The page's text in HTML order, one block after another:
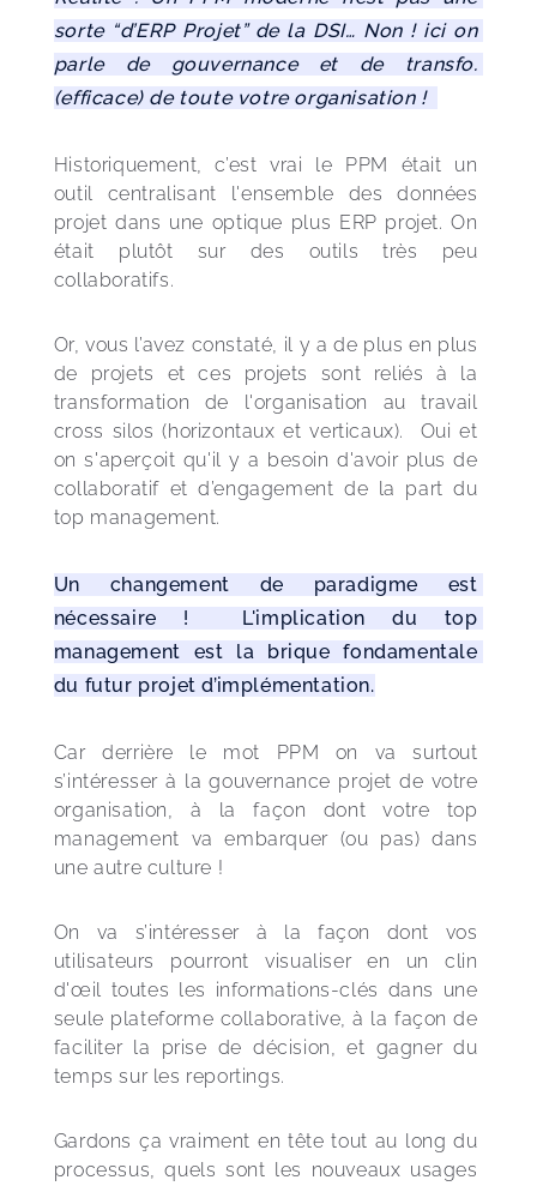
sorte “d’ERP Projet” de la DSI… Non ! ici on
parle de gouvernance et de transfo.
(efficace) de toute votre organisation !
Historiquement, c’est vrai le PPM était un
outil centralisant l'ensemble des données
projet dans une optique plus ERP projet. On
était plutôt sur des outils très peu
collaboratifs.
Or, vous l’avez constaté, il y a de plus en plus
de projets et ces projets sont reliés à la
transformation de l'organisation au travail
cross silos (horizontaux et verticaux).  Oui et
on s'aperçoit qu'il y a besoin d'avoir plus de
collaboratif et d’engagement de la part du
top management.
Un changement de paradigme est
nécessaire !  L'implication du top
management est la brique fondamentale
du futur projet d’implémentation.
Car derrière le mot PPM on va surtout
s’intéresser à la gouvernance projet de votre
organisation, à la façon dont votre top
management va embarquer (ou pas) dans
une autre culture !
On va s’intéresser à la façon dont vos
utilisateurs pourront visualiser en un clin
d'œil toutes les informations-clés dans une
seule plateforme collaborative, à la façon de
faciliter la prise de décision, et gagner du
temps sur les reportings.
Gardons ça vraiment en tête tout au long du
processus, quels sont les nouveaux usages